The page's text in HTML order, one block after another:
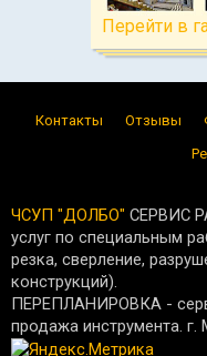
Перейти в
Контакты Отзывы
ЧСУП "ДОЛБО" СЕРВИС
услуг по специальным
резка, сверление,
конструкций).
ПЕРЕПЛАНИРОВКА -
продажа инструмента. г.